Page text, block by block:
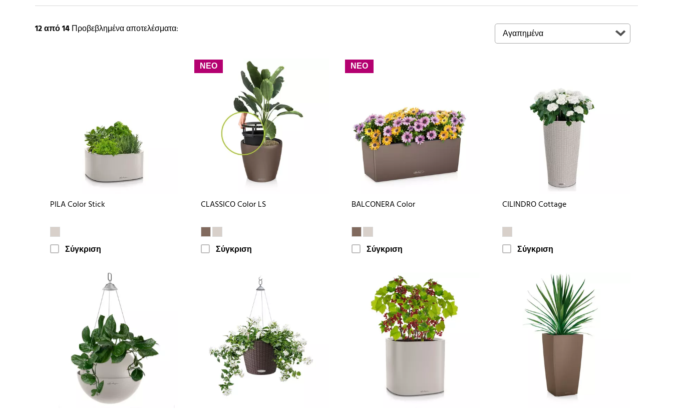
12από 14Προβεβλημένα αποτελέσματα:
PILA Color Stick
Σύγκριση
ΝΕΟ
CLASSICO Color LS
Σύγκριση
ΝΕΟ
BALCONERA Color
Σύγκριση
CILINDRO Cottage
Σύγκριση